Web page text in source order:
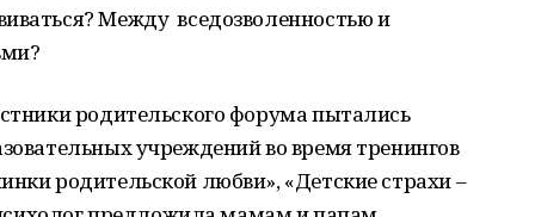
Между вседозволенностью и
родительского форума пытались
учреждений во время тренингов
родительской любви», «Детские страхи –